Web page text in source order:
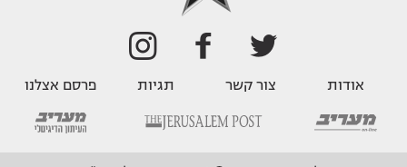
אודות צור קשר תגיות פרסם אצלנו